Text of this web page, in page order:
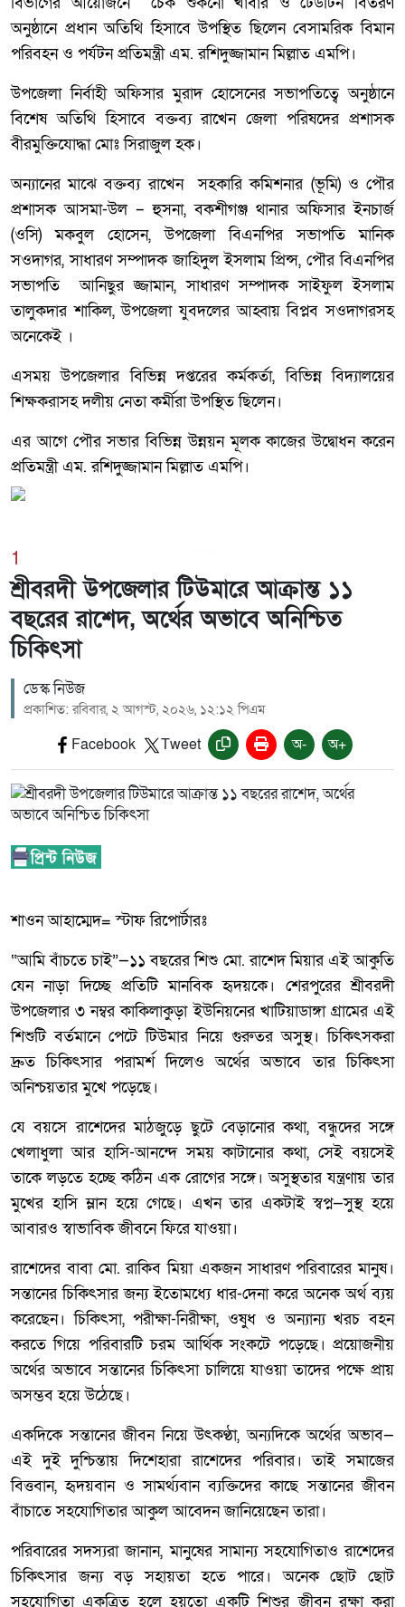
অনুষ্ঠানে প্রধান অতিথি হিসাবে উপস্থিত ছিলেন বেসামরিক বিমান
পরিবহন ও পর্যটন প্রতিমন্ত্রী এম. রশিদুজ্জামান মিল্লাত এমপি।
উপজেলা নির্বাহী অফিসার মুরাদ হোসেনের সভাপতিত্বে অনুষ্ঠানে
বিশেষ অতিথি হিসাবে বক্তব্য রাখেন জেলা পরিষদের প্রশাসক
বীরমুক্তিযোদ্ধা মোঃ সিরাজুল হক।
অন্যানের মাঝে বক্তব্য রাখেন সহকারি কমিশনার (ভূমি) ও পৌর
প্রশাসক আসমা-উল – হুসনা, বকশীগঞ্জ থানার অফিসার ইনচার্জ
(ওসি) মকবুল হোসেন, উপজেলা বিএনপির সভাপতি মানিক
সওদাগর, সাধারণ সম্পাদক জাহিদুল ইসলাম প্রিন্স, পৌর বিএনপির
সভাপতি আনিছুর জ্জামান, সাধারণ সম্পাদক সাইফুল ইসলাম
তালুকদার শাকিল, উপজেলা যুবদলের আহ্বায় বিপ্লব সওদাগরসহ
অনেকেই ।
এসময় উপজেলার বিভিন্ন দপ্তরের কর্মকর্তা, বিভিন্ন বিদ্যালয়ের
শিক্ষকরাসহ দলীয় নেতা কর্মীরা উপস্থিত ছিলেন।
এর আগে পৌর সভার বিভিন্ন উন্নয়ন মূলক কাজের উদ্বোধন করেন
প্রতিমন্ত্রী এম. রশিদুজ্জামান মিল্লাত এমপি।
1
শ্রীবরদী উপজেলার টিউমারে আক্রান্ত ১১
বছরের রাশেদ, অর্থের অভাবে অনিশ্চিত
চিকিৎসা
ডেস্ক নিউজ
প্রকাশিত: রবিবার, ২ আগস্ট, ২০২৬, ১২:১২ পিএম
Facebook Tweet অ- অ+
শাওন আহাম্মেদ= স্টাফ রিপোর্টারঃ
“আমি বাঁচতে চাই”—১১ বছরের শিশু মো. রাশেদ মিয়ার এই আকুতি
যেন নাড়া দিচ্ছে প্রতিটি মানবিক হৃদয়কে। শেরপুরের শ্রীবরদী
উপজেলার ৩ নম্বর কাকিলাকুড়া ইউনিয়নের খাটিয়াডাঙ্গা গ্রামের এই
শিশুটি বর্তমানে পেটে টিউমার নিয়ে গুরুতর অসুস্থ। চিকিৎসকরা
দ্রুত চিকিৎসার পরামর্শ দিলেও অর্থের অভাবে তার চিকিৎসা
অনিশ্চয়তার মুখে পড়েছে।
যে বয়সে রাশেদের মাঠজুড়ে ছুটে বেড়ানোর কথা, বন্ধুদের সঙ্গে
খেলাধুলা আর হাসি-আনন্দে সময় কাটানোর কথা, সেই বয়সেই
তাকে লড়তে হচ্ছে কঠিন এক রোগের সঙ্গে। অসুস্থতার যন্ত্রণায় তার
মুখের হাসি ম্লান হয়ে গেছে। এখন তার একটাই স্বপ্ন—সুস্থ হয়ে
আবারও স্বাভাবিক জীবনে ফিরে যাওয়া।
রাশেদের বাবা মো. রাকিব মিয়া একজন সাধারণ পরিবারের মানুষ।
সন্তানের চিকিৎসার জন্য ইতোমধ্যে ধার-দেনা করে অনেক অর্থ ব্যয়
করেছেন। চিকিৎসা, পরীক্ষা-নিরীক্ষা, ওষুধ ও অন্যান্য খরচ বহন
করতে গিয়ে পরিবারটি চরম আর্থিক সংকটে পড়েছে। প্রয়োজনীয়
অর্থের অভাবে সন্তানের চিকিৎসা চালিয়ে যাওয়া তাদের পক্ষে প্রায়
অসম্ভব হয়ে উঠেছে।
একদিকে সন্তানের জীবন নিয়ে উৎকণ্ঠা, অন্যদিকে অর্থের অভাব—
এই দুই দুশ্চিন্তায় দিশেহারা রাশেদের পরিবার। তাই সমাজের
বিত্তবান, হৃদয়বান ও সামর্থ্যবান ব্যক্তিদের কাছে সন্তানের জীবন
বাঁচাতে সহযোগিতার আকুল আবেদন জানিয়েছেন তারা।
পরিবারের সদস্যরা জানান, মানুষের সামান্য সহযোগিতাও রাশেদের
চিকিৎসার জন্য বড় সহায়তা হতে পারে। অনেক ছোট ছোট
সহযোগিতা একত্রিত হলে হয়তো একটি শিশুর জীবন রক্ষা করা